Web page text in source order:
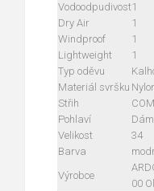
Vodoodpudivost1
Dry Air
1
Windproof
1
Lightweight
1
Typ oděvu
Materiál svršku
Střih
Pohlaví
Velikost
34
Barva
Výrobce
00